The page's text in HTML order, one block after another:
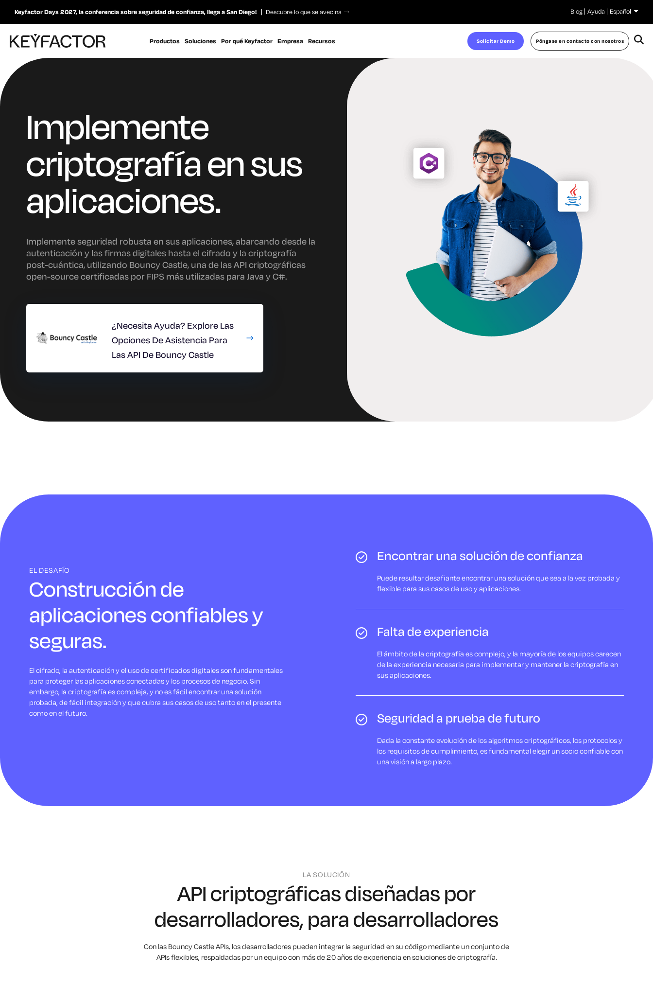
Keyfactor Days 2027, la conferencia sobre seguridad de confianza, llega a San Diego! Descubre lo que se avecina Blog Ayuda Español
Productos Soluciones Por qué Keyfactor Empresa Recursos Solicitar Demo Póngase en contacto con nosotros
Implemente
criptografía en sus
aplicaciones.
Implemente seguridad robusta en sus aplicaciones, abarcando desde la
autenticación y las firmas digitales hasta el cifrado y la criptografía
post-cuántica, utilizando Bouncy Castle, una de las API criptográficas
open-source certificadas por FIPS más utilizadas para Java y C#.
¿Necesita Ayuda? Explore Las
Opciones De Asistencia Para
Las API De Bouncy Castle
EL DESAFÍO
Construcción de
aplicaciones confiables y
seguras.
El cifrado, la autenticación y el uso de certificados digitales son fundamentales
para proteger las aplicaciones conectadas y los procesos de negocio. Sin
embargo, la criptografía es compleja, y no es fácil encontrar una solución
probada, de fácil integración y que cubra sus casos de uso tanto en el presente
como en el futuro.
Encontrar una solución de confianza
Puede resultar desafiante encontrar una solución que sea a la vez probada y
flexible para sus casos de uso y aplicaciones.
Falta de experiencia
El ámbito de la criptografía es complejo, y la mayoría de los equipos carecen
de la experiencia necesaria para implementar y mantener la criptografía en
sus aplicaciones.
Seguridad a prueba de futuro
Dada la constante evolución de los algoritmos criptográficos, los protocolos y
los requisitos de cumplimiento, es fundamental elegir un socio confiable con
una visión a largo plazo.
LA SOLUCIÓN
API criptográficas diseñadas por
desarrolladores, para desarrolladores
Con las Bouncy Castle APIs, los desarrolladores pueden integrar la seguridad en su código mediante un conjunto de
APIs flexibles, respaldadas por un equipo con más de 20 años de experiencia en soluciones de criptografía.